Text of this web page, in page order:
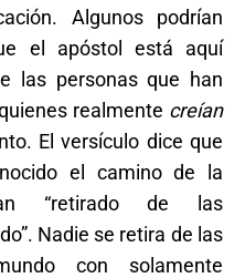
Algunos podrían
el apóstol está aquí
las personas que han
realmente creían
El versículo dice que
el camino de la
“retirado de las
Nadie se retira de las
con solamente